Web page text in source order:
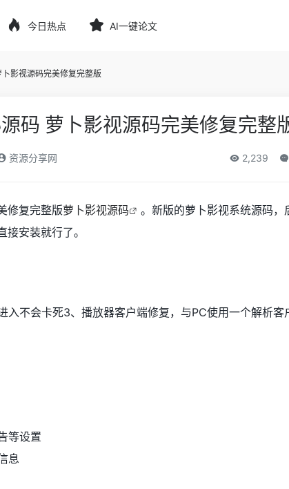
今日热点 AI一键论文
影视源码完美修复完整版
码 萝卜影视源码完美修复完整
资源分享网 2,239
修复完整版萝卜影视源码
。新版的萝卜影视系统源码，
安装就行了。
入不会卡死3、播放器客户端修复，与PC使用一个解析客
等设置
息